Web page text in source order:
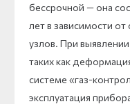
бессрочной — она
лет в зависимости
узлов. При
таких как
системе «газ-
эксплуатация